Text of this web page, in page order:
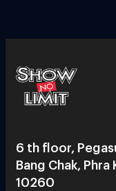
6 th floor,
Bang Chak,
10260